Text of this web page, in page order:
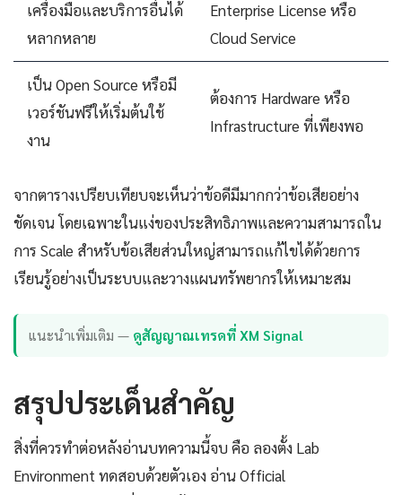
เครื่องมือและบริการอื่นได้
หลากหลาย
Enterprise License หรือ
Cloud Service
เป็น Open Source หรือมี
เวอร์ชันฟรีให้เริ่มต้นใช้
งาน
ต้องการ Hardware หรือ
Infrastructure ที่เพียงพอ
จากตารางเปรียบเทียบจะเห็นว่าข้อดีมีมากกว่าข้อเสียอย่าง
ชัดเจน โดยเฉพาะในแง่ของประสิทธิภาพและความสามารถใน
การ Scale สำหรับข้อเสียส่วนใหญ่สามารถแก้ไขได้ด้วยการ
เรียนรู้อย่างเป็นระบบและวางแผนทรัพยากรให้เหมาะสม
แนะนำเพิ่มเติม — ดูสัญญาณเทรดที่ XM Signal
สรุปประเด็นสำคัญ
สิ่งที่ควรทำต่อหลังอ่านบทความนี้จบ คือ ลองตั้ง Lab
Environment ทดสอบด้วยตัวเอง อ่าน Official